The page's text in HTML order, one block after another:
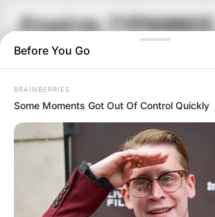
Ετικέτα: ΤΥΡΑΝΝΟΣ
Before You Go
BRAINBERRIES
Some Moments Got Out Of Control Quickly